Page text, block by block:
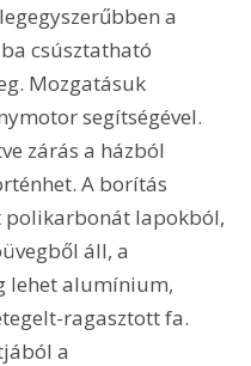
a
csúsztatható
Mozgatásuk
segítségével.
zárás a házból
A borítás
lapokból,
áll, a
lehet alumínium,
ragasztott fa.
a